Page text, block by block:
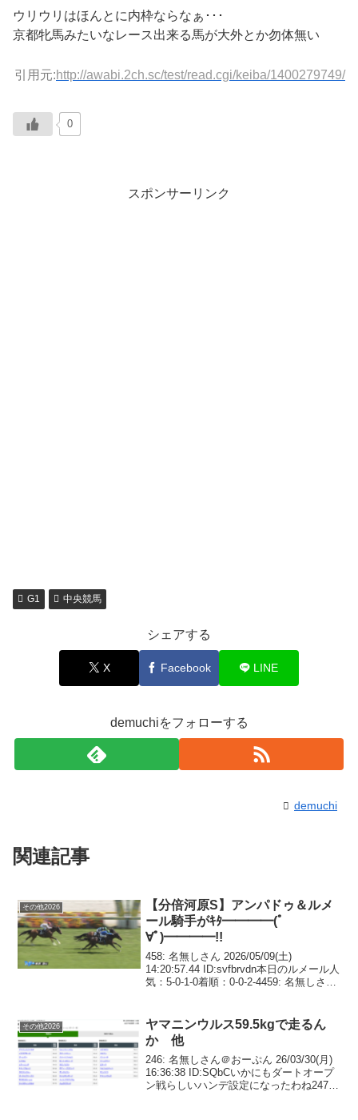
ウリウリはほんとに内枠ならなぁ･･･
京都牝馬みたいなレース出来る馬が大外とか勿体無い
引用元:http://awabi.2ch.sc/test/read.cgi/keiba/1400279749/
0
スポンサーリンク
G1 中央競馬
シェアする
X Facebook LINE
demuchiをフォローする
demuchi
関連記事
その他2026
【分倍河原S】アンパドゥ＆ルメ
ール騎手がｷﾀ━━━━(ﾟ
∀ﾟ)━━━━!!
458: 名無しさん 2026/05/09(土)
14:20:57.44 ID:svfbrvdn本日のルメール人
気：5-0-1-0着順：0-0-2-4459: 名無しさん
その他2026
ヤマニンウルス59.5kgで走るん
か 他
246: 名無しさん＠おーぷん 26/03/30(月)
16:36:38 ID:SQbCいかにもダートオープ
ン戦らしいハンデ設定になったわね247: